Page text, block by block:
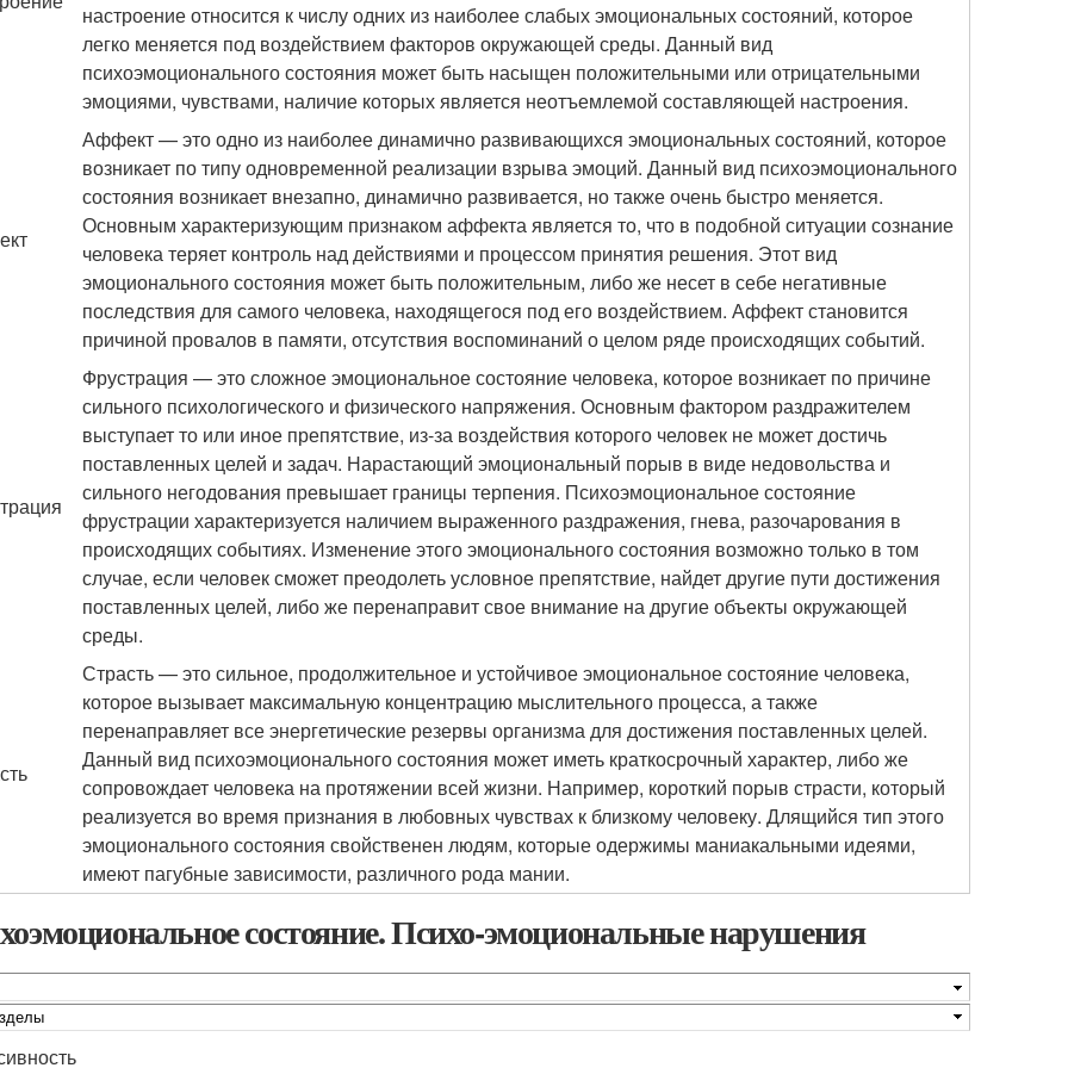
настроение относится к числу одних из наиболее слабых эмоциональных состояний, которое
легко меняется под воздействием факторов окружающей среды. Данный вид
психоэмоционального состояния может быть насыщен положительными или отрицательными
эмоциями, чувствами, наличие которых является неотъемлемой составляющей настроения.
Аффект — это одно из наиболее динамично развивающихся эмоциональных состояний, которое
возникает по типу одновременной реализации взрыва эмоций. Данный вид психоэмоционального
состояния возникает внезапно, динамично развивается, но также очень быстро меняется.
Основным характеризующим признаком аффекта является то, что в подобной ситуации сознание
человека теряет контроль над действиями и процессом принятия решения. Этот вид
эмоционального состояния может быть положительным, либо же несет в себе негативные
последствия для самого человека, находящегося под его воздействием. Аффект становится
причиной провалов в памяти, отсутствия воспоминаний о целом ряде происходящих событий.
Фрустрация — это сложное эмоциональное состояние человека, которое возникает по причине
сильного психологического и физического напряжения. Основным фактором раздражителем
выступает то или иное препятствие, из-за воздействия которого человек не может достичь
поставленных целей и задач. Нарастающий эмоциональный порыв в виде недовольства и
сильного негодования превышает границы терпения. Психоэмоциональное состояние
фрустрации характеризуется наличием выраженного раздражения, гнева, разочарования в
происходящих событиях. Изменение этого эмоционального состояния возможно только в том
случае, если человек сможет преодолеть условное препятствие, найдет другие пути достижения
поставленных целей, либо же перенаправит свое внимание на другие объекты окружающей
среды.
Страсть — это сильное, продолжительное и устойчивое эмоциональное состояние человека,
которое вызывает максимальную концентрацию мыслительного процесса, а также
перенаправляет все энергетические резервы организма для достижения поставленных целей.
Данный вид психоэмоционального состояния может иметь краткосрочный характер, либо же
сопровождает человека на протяжении всей жизни. Например, короткий порыв страсти, который
реализуется во время признания в любовных чувствах к близкому человеку. Длящийся тип этого
эмоционального состояния свойственен людям, которые одержимы маниакальными идеями,
имеют пагубные зависимости, различного рода мании.
состояние. Психо-эмоциональные нарушения